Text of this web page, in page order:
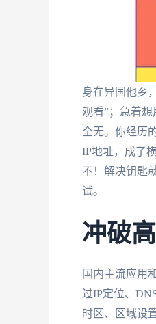
身在异国他乡
观看”；急着
全无。你经历
IP地址，成了
不！解决钥匙
试。
冲破
国内主流应用
过IP定位、
时区、区域设